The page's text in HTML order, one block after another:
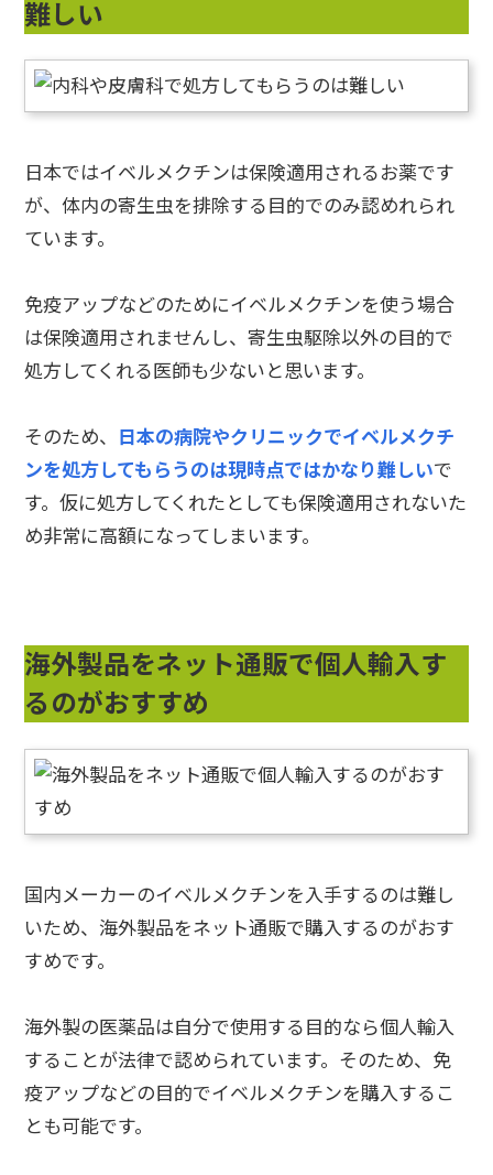
難しい
日本ではイベルメクチンは保険適用されるお薬です
が、体内の寄生虫を排除する目的でのみ認めれられ
ています。
免疫アップなどのためにイベルメクチンを使う場合
は保険適用されませんし、寄生虫駆除以外の目的で
処方してくれる医師も少ないと思います。
そのため、 日本の病院やクリニックでイベルメクチ
ンを処方してもらうのは現時点ではかなり難しいで
す。仮に処方してくれたとしても保険適用されないた
め非常に高額になってしまいます。
海外製品をネット通販で個人輸入す
るのがおすすめ
国内メーカーのイベルメクチンを入手するのは難し
いため、海外製品をネット通販で購入するのがおす
すめです。
海外製の医薬品は自分で使用する目的なら個人輸入
することが法律で認められています。そのため、免
疫アップなどの目的でイベルメクチンを購入するこ
とも可能です。